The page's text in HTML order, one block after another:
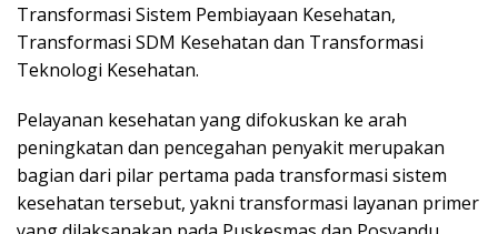
Transformasi Sistem Pembiayaan Kesehatan,
Transformasi SDM Kesehatan dan Transformasi
Teknologi Kesehatan.
Pelayanan kesehatan yang difokuskan ke arah
peningkatan dan pencegahan penyakit merupakan
bagian dari pilar pertama pada transformasi sistem
kesehatan tersebut, yakni transformasi layanan primer